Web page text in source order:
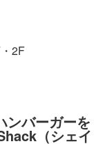
2F
ンバーガーを
（シェイ